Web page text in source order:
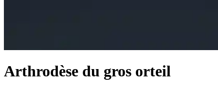
Arthrodèse du gros orteil